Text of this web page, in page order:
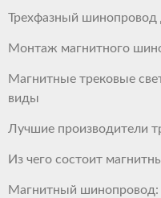
Трехфазный шинопровод
Монтаж магнитного
Магнитные трековые
виды
Лучшие производители
Из чего состоит
Магнитный шинопровод: